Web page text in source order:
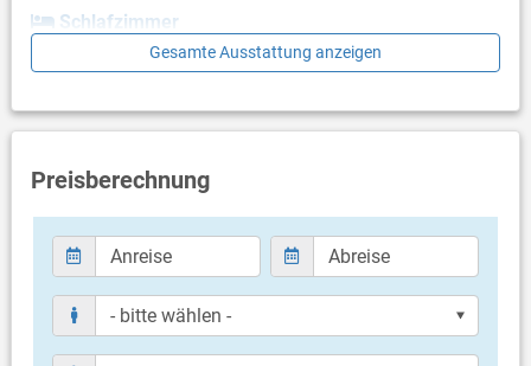
Schlafzimmer
Schlafzimmer mit Doppelbett, Laminat
Schlafzimmer mit 2 Einzelbetten, Parkett
Badezimmer
eigene Terrasse
Bestuhlung
Terrassengröße: 5 m²
Weitere Informationen
Grill vorhanden
Gesamte Ausstattung anzeigen
Preisberechnung